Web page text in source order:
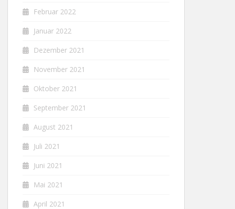
Februar 2022
Januar 2022
Dezember 2021
November 2021
Oktober 2021
September 2021
August 2021
Juli 2021
Juni 2021
Mai 2021
April 2021